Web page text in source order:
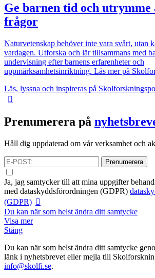
Ge barnen tid och utrymme
frågor
Naturvetenskap behöver inte vara svårt, utan
vardagen. Utforska och lär tillsammans med
undervisning efter barnens erfarenheter och
uppmärksamhetsinriktning. Läs mer på
Läs, lyssna och inspireras på
Prenumerera på
Håll dig uppdaterad om vår verksamhet och
Prenumerera
Ja, jag samtycker till att mina uppgifter
med dataskyddsförordningen (GDPR)
(GDPR)
Du kan när som helst ändra ditt samtycke
Visa mer
Stäng
Du kan när som helst ändra ditt samtycke
länk i nyhetsbrevet eller mejla till
info@skolfi.se.